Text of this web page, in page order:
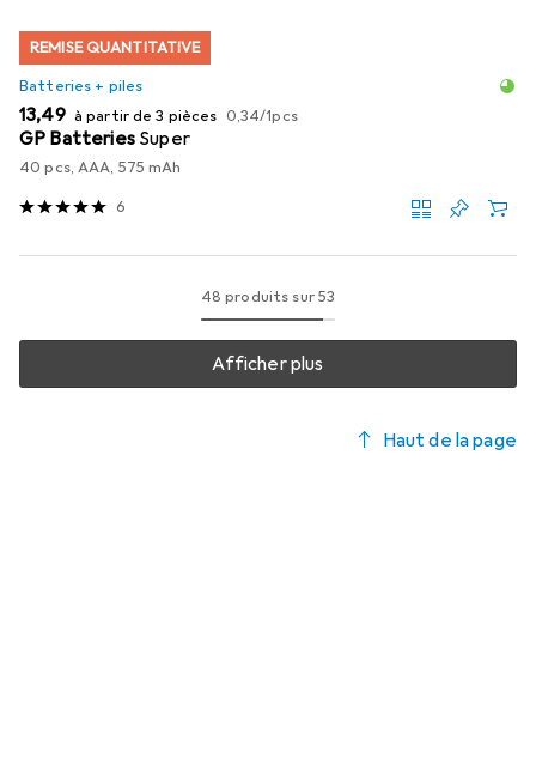
REMISE QUANTITATIVE
Batteries + piles
EUR
13,49 à partir de 3 pièces EUR
0,34/1pcs
GP Batteries Super
40 pcs, AAA, 575 mAh
6
48 produits sur 53
Afficher plus
Haut de la page